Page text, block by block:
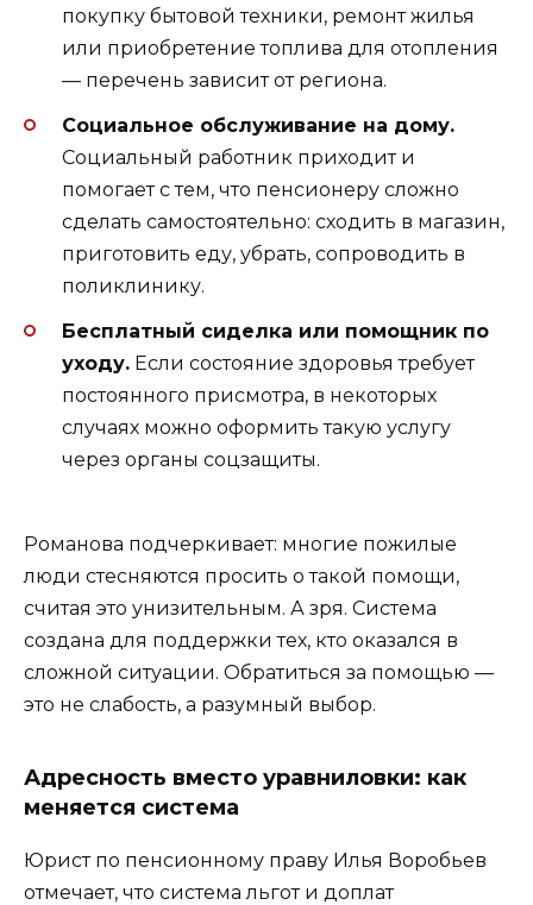
покупку бытовой техники, ремонт жилья
или приобретение топлива для отопления
— перечень зависит от региона.
Социальное обслуживание на дому.
Социальный работник приходит и
помогает с тем, что пенсионеру сложно
сделать самостоятельно: сходить в магазин,
приготовить еду, убрать, сопроводить в
поликлинику.
Бесплатный сиделка или помощник по
уходу. Если состояние здоровья требует
постоянного присмотра, в некоторых
случаях можно оформить такую услугу
через органы соцзащиты.
Романова подчеркивает: многие пожилые
люди стесняются просить о такой помощи,
считая это унизительным. А зря. Система
создана для поддержки тех, кто оказался в
сложной ситуации. Обратиться за помощью —
это не слабость, а разумный выбор.
Адресность вместо уравниловки: как
меняется система
Юрист по пенсионному праву Илья Воробьев
отмечает, что система льгот и доплат